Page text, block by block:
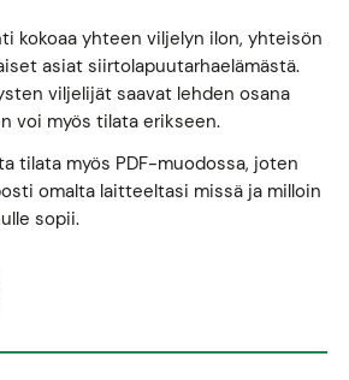
kokoaa yhteen viljelyn ilon, yhteisön
asiat siirtolapuutarhaelämästä.
viljelijät saavat lehden osana
voi myös tilata erikseen.
tilata myös PDF-muodossa, joten
omalta laitteeltasi missä ja milloin
sopii.